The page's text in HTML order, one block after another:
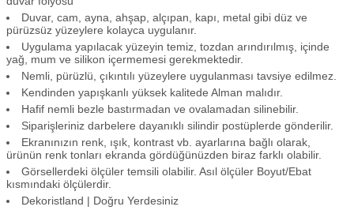
Duvar, cam, ayna, ahşap, alçıpan, kapı, metal gibi düz ve
pürüzsüz yüzeylere kolayca uygulanır.
Uygulama yapılacak yüzeyin temiz, tozdan arındırılmış, içinde
yağ, mum ve silikon içermemesi gerekmektedir.
Nemli, pürüzlü, çıkıntılı yüzeylere uygulanması tavsiye edilmez.
Kendinden yapışkanlı yüksek kalitede Alman malıdır.
Hafif nemli bezle bastırmadan ve ovalamadan silinebilir.
Siparişleriniz darbelere dayanıklı silindir postüplerde gönderilir.
Ekranınızın renk, ışık, kontrast vb. ayarlarına bağlı olarak,
ürünün renk tonları ekranda gördüğünüzden biraz farklı olabilir.
Görsellerdeki ölçüler temsili olabilir. Asıl ölçüler Boyut/Ebat
kısmındaki ölçülerdir.
Dekoristland | Doğru Yerdesiniz